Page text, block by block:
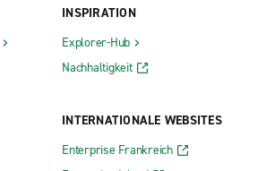
INSPIRATION
Explorer-Hub
Nachhaltigkeit
INTERNATIONALE WEBSITES
Enterprise Frankreich